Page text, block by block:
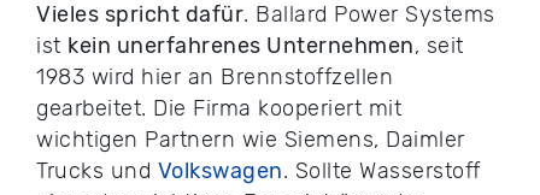
Vieles spricht dafür. Ballard Power Systems
ist kein unerfahrenes Unternehmen, seit
1983 wird hier an Brennstoffzellen
gearbeitet. Die Firma kooperiert mit
wichtigen Partnern wie Siemens, Daimler
Trucks und Volkswagen. Sollte Wasserstoff